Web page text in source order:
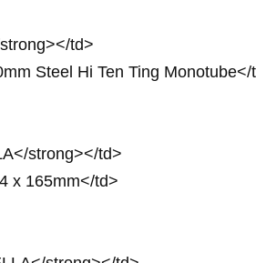
td>
Steel Hi Ten Ting Monotube</
strong></td>
x 165mm</td>